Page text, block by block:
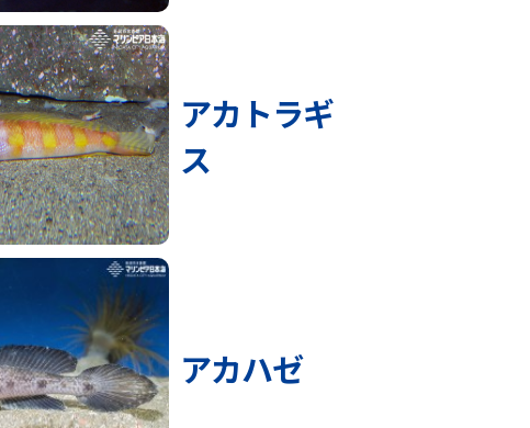
アカトラギ
ス
アカハゼ